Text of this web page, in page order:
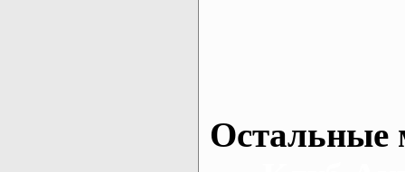
Остальные